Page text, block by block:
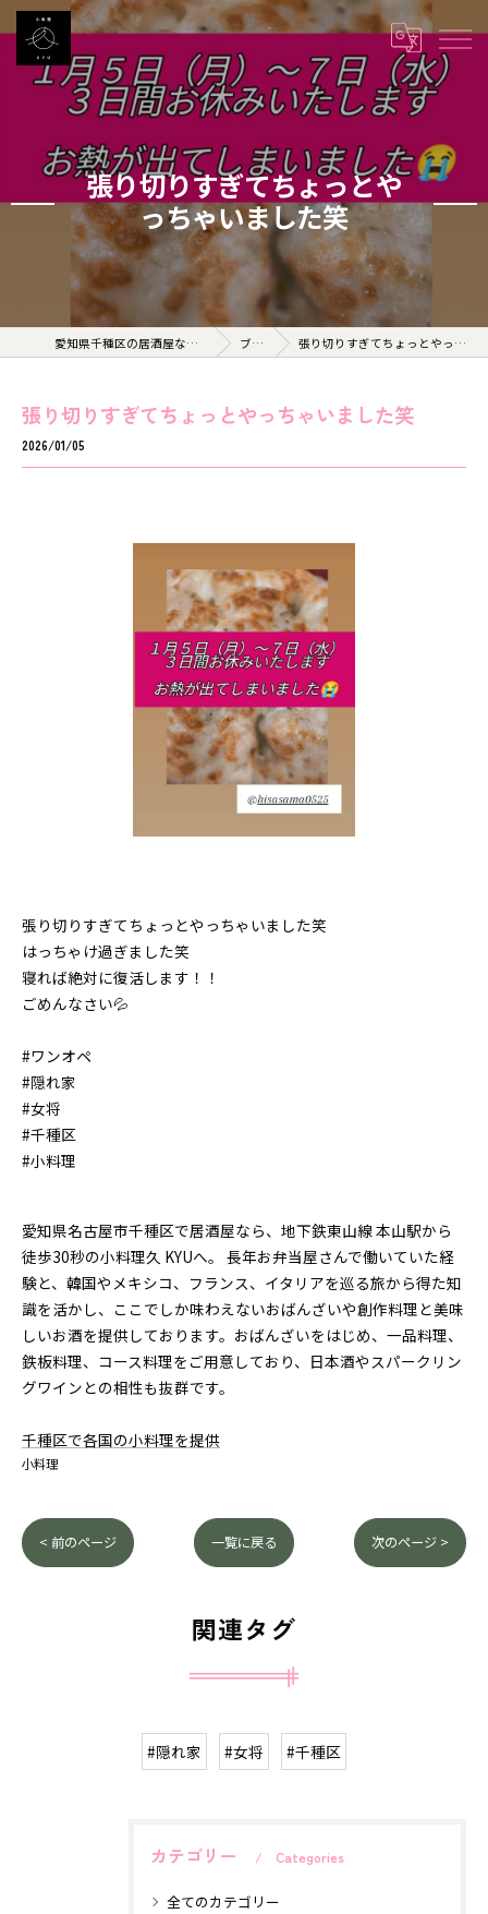
張り切りすぎてちょっとや
っちゃいました笑
愛知県千種区の居酒屋なら小料理 久 KYU ブログ 張り切りすぎてちょっとやっちゃいました笑
張り切りすぎてちょっとやっちゃいました笑
2026/01/05
張り切りすぎてちょっとやっちゃいました笑
はっちゃけ過ぎました笑
寝れば絶対に復活します！！
ごめんなさい💦
#ワンオペ
#隠れ家
#女将
#千種区
#小料理
愛知県名古屋市千種区で居酒屋なら、地下鉄東山線 本山駅から
徒歩30秒の小料理久 KYUへ。 長年お弁当屋さんで働いていた経
験と、韓国やメキシコ、フランス、イタリアを巡る旅から得た知
識を活かし、ここでしか味わえないおばんざいや創作料理と美味
しいお酒を提供しております。おばんざいをはじめ、一品料理、
鉄板料理、コース料理をご用意しており、日本酒やスパークリン
グワインとの相性も抜群です。
千種区で各国の小料理を提供
小料理
< 前のページ 一覧に戻る 次のページ >
関連タグ
#隠れ家 #女将 #千種区
カテゴリー Categories
全てのカテゴリー